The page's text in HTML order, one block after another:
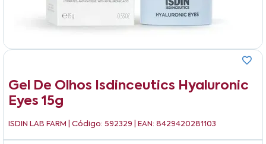
Gel De Olhos Isdinceutics Hyaluronic
Eyes 15g
ISDIN LAB FARM | Código: 592329 | EAN: 8429420281103